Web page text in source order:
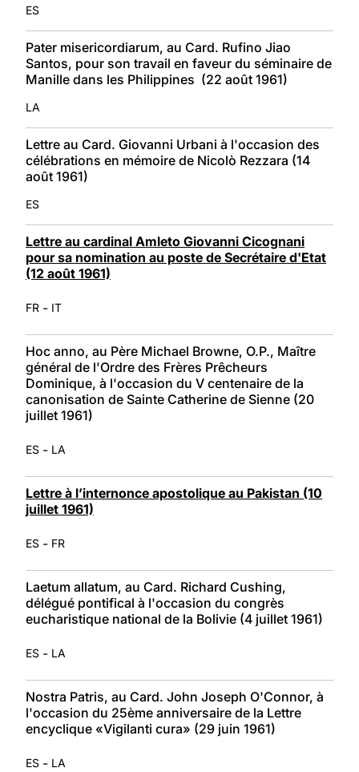
ES
Pater misericordiarum, au Card. Rufino Jiao
Santos, pour son travail en faveur du séminaire de
Manille dans les Philippines (22 août 1961)
LA
Lettre au Card. Giovanni Urbani à l'occasion des
célébrations en mémoire de Nicolò Rezzara (14
août 1961)
ES
Lettre au cardinal Amleto Giovanni Cicognani
pour sa nomination au poste de Secrétaire d'Etat
(12 août 1961)
FR - IT
Hoc anno, au Père Michael Browne, O.P., Maître
général de l'Ordre des Frères Prêcheurs
Dominique, à l'occasion du V centenaire de la
canonisation de Sainte Catherine de Sienne (20
juillet 1961)
ES - LA
Lettre à l’internonce apostolique au Pakistan (10
juillet 1961)
ES - FR
Laetum allatum, au Card. Richard Cushing,
délégué pontifical à l'occasion du congrès
eucharistique national de la Bolivie (4 juillet 1961)
ES - LA
Nostra Patris, au Card. John Joseph O'Connor, à
l'occasion du 25ème anniversaire de la Lettre
encyclique «Vigilanti cura» (29 juin 1961)
ES - LA